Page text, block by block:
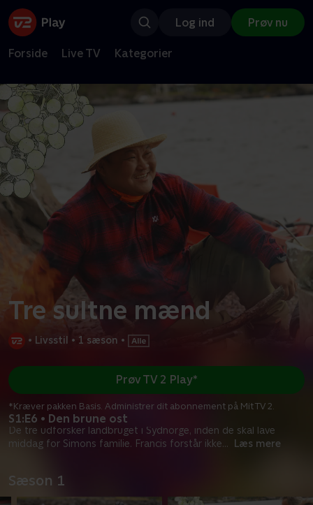
Log ind Prøv nu
Forside Live TV Kategorier
Tre sultne mænd
• Livsstil • 1 sæson •
S1:E6 • Den brune ost
De tre udforsker landbruget i Sydnorge, inden de skal lave
middag for Simons familie. Francis forstår ikke... Læs mere
Prøv TV 2 Play*
*Kræver pakken Basis. Administrer dit abonnement på Mit TV 2.
Sæson 1